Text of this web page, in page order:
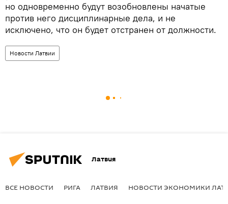
но одновременно будут возобновлены начатые
против него дисциплинарные дела, и не
исключено, что он будет отстранен от должности.
Новости Латвии
Латвия
ВСЕ НОВОСТИ РИГА ЛАТВИЯ НОВОСТИ ЭКОНОМИКИ